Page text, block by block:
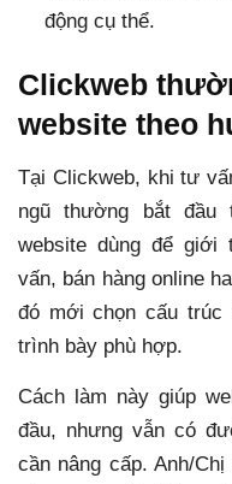
động cụ thể.
Clickweb
website theo
Tại Clickweb, khi tư
ngũ thường bắt
website dùng để giới
vấn, bán hàng online
đó mới chọn cấu trúc
trình bày phù hợp.
Cách làm này giúp
đầu, nhưng vẫn có
cần nâng cấp. Anh/